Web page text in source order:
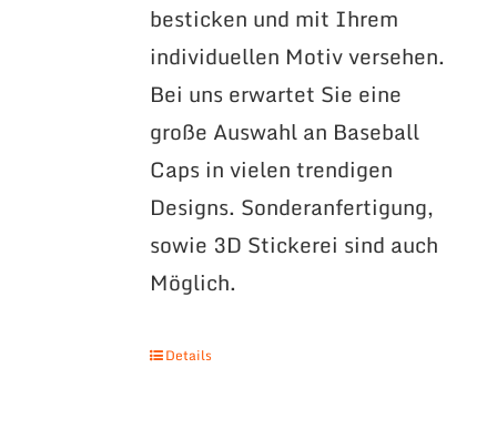
besticken und mit Ihrem
individuellen Motiv versehen.
Bei uns erwartet Sie eine
große Auswahl an Baseball
Caps in vielen trendigen
Designs. Sonderanfertigung,
sowie 3D Stickerei sind auch
Möglich.
Details